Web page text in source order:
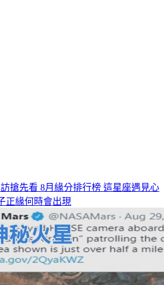
搶先看 8月緣分排行榜 這星座遇見心
正緣何時會出現